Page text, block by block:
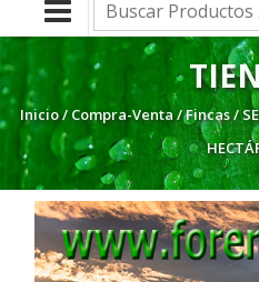
Buscar:
Inicio/ Compra-Venta/Fincas/